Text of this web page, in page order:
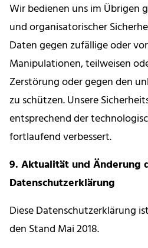
Wir bedienen uns im Übrigen
und organisatorischer
Daten gegen zufällige oder
Manipulationen, teilweisen
Zerstörung oder gegen den
zu schützen. Unsere
entsprechend der
fortlaufend verbessert.
9. Aktualität und Änderung
Datenschutzerklärung
Diese Datenschutzerklärung
den Stand Mai 2018.